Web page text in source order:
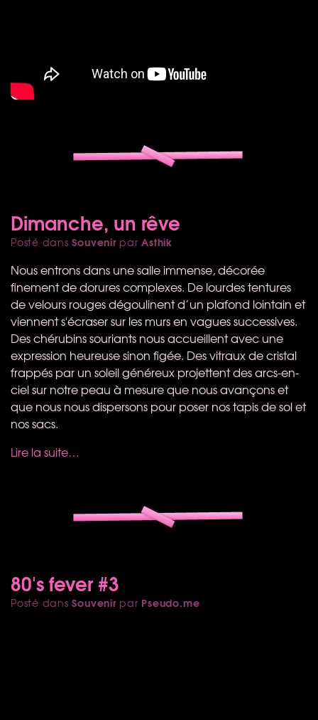
Dimanche, un rêve
Posté dansSouvenirparAsthik
Nous entrons dans une salle immense, décorée
finement de dorures complexes. De lourdes tentures
de velours rouges dégoulinent d’un plafond lointain et
viennent s'écraser sur les murs en vagues successives.
Des chérubins souriants nous accueillent avec une
expression heureuse sinon figée. Des vitraux de cristal
frappés par un soleil généreux projettent des arcs-en-
ciel sur notre peau à mesure que nous avançons et
que nous nous dispersons pour poser nos tapis de sol et
nos sacs.
Lire la suite…
80's fever #3
Posté dansSouvenirpar Pseudo.me